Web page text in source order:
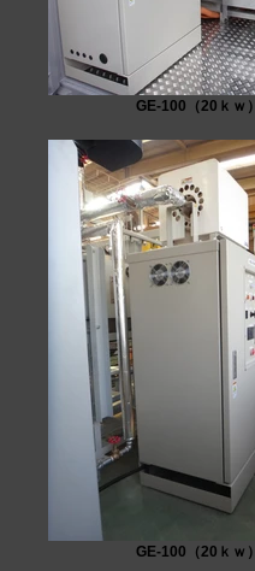
GE-100（20ｋｗ）
GE-100（20ｋｗ）